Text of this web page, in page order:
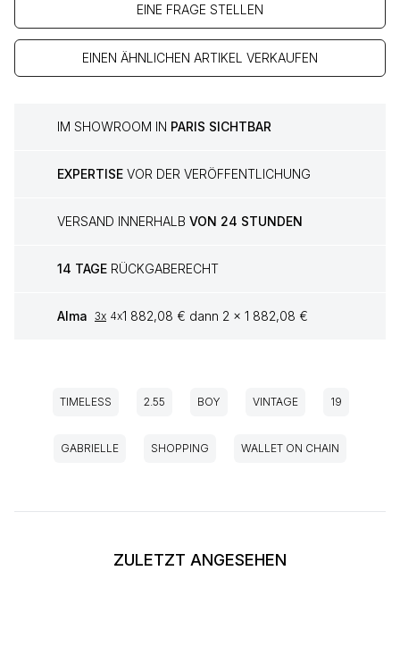
EINE FRAGE STELLEN
EINEN ÄHNLICHEN ARTIKEL VERKAUFEN
IM SHOWROOM IN PARIS SICHTBAR
EXPERTISE VOR DER VERÖFFENTLICHUNG
VERSAND INNERHALB VON 24 STUNDEN
14 TAGE RÜCKGABERECHT
Alma 3x 4x1 882,08 € dann 2 x 1 882,08 €
TIMELESS 2.55 BOY VINTAGE 19
GABRIELLE SHOPPING WALLET ON CHAIN
ZULETZT ANGESEHEN